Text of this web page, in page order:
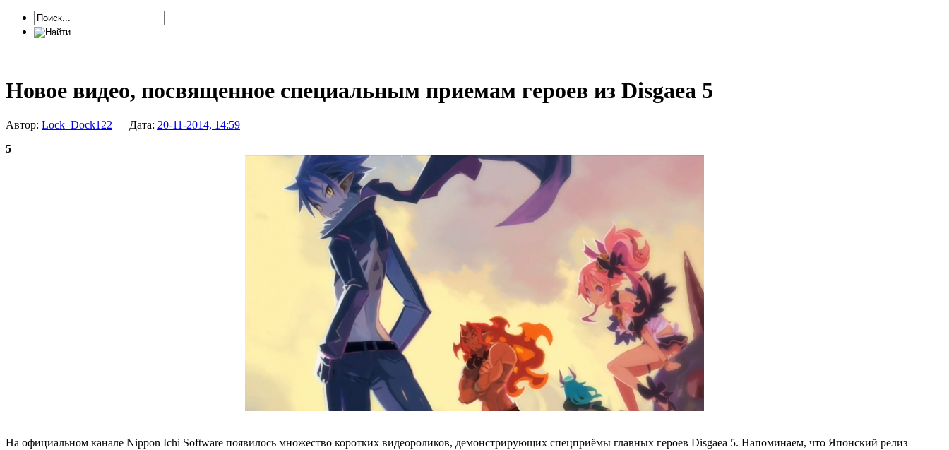
Новое видео, посвященное специальным приемам героев из Disgaea 5
Автор: Lock_Dock122 Дата: 20-11-2014, 14:59
5
На официальном канале Nippon Ichi Software появилось множество коротких видеороликов, демонстрирующих спецприёмы главных героев Disgaea 5. Напоминаем, что Японский релиз